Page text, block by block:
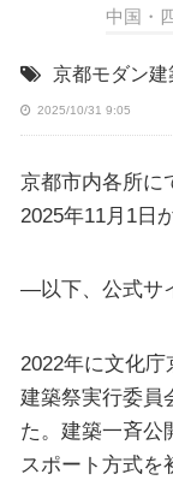
中国・
京都モダン建
2025/10/31 9:05
京都市内各所に
2025年11月1日
—以下、公式サ
2022年に文化
建築祭実行委員
た。建築一斉公
スポート方式を